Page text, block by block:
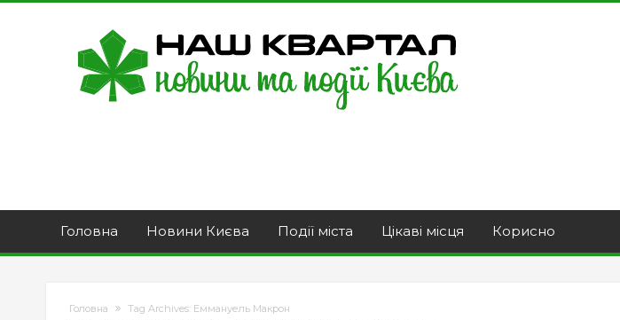
Головна Новини Києва Події міста Цікаві місця Корисно
Головна Tag Archives: Еммануель Макрон